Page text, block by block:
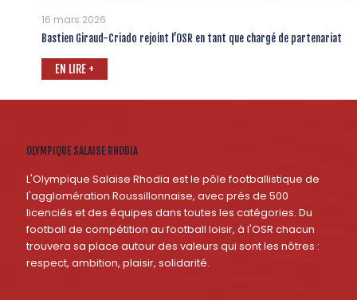
16 mars 2026
Bastien Giraud-Criado rejoint l’OSR en tant que chargé de partenariat
EN LIRE +
OLYMPIQUE SALAISE RHODIA
L'Olympique Salaise Rhodia est le pôle footballistique de
l'agglomération Roussillonnaise, avec près de 500
licenciés et des équipes dans toutes les catégories. Du
football de compétition au football loisir, à l'OSR chacun
trouvera sa place autour des valeurs qui sont les nôtres :
respect, ambition, plaisir, solidarité.